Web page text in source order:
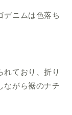
デニムは色落ち
ており、折り
ながら裾のナチ